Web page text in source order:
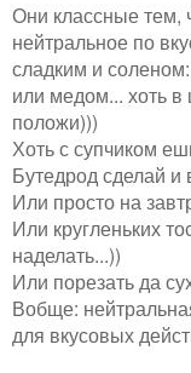
Они классные тем,
нейтральное по
сладким и
или медом... хоть в
положи)))
Хоть с супчиком
Бутедрод сделай и
Или просто на
Или кругленьких
наделать...))
Или порезать да
Вобще:
для вкусовых